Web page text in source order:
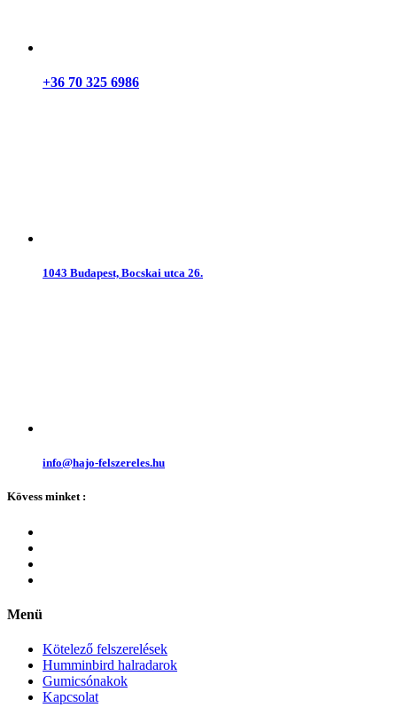
+36 70 325 6986
1043 Budapest, Bocskai utca 26.
info@hajo-felszereles.hu
Kövess minket :
Menü
Kötelező felszerelések
Humminbird halradarok
Gumicsónakok
Kapcsolat